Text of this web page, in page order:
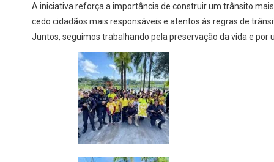
A iniciativa reforça a importância de construir um trânsito
cedo cidadãos mais responsáveis e atentos às regras de
Juntos, seguimos trabalhando pela preservação da vida e